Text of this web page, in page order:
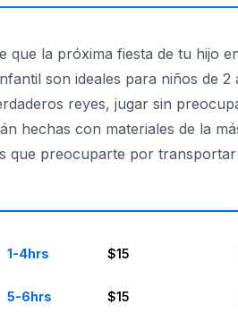
que la próxima fiesta de tu hijo
son ideales para niños de
reyes, jugar sin
hechas con materiales de la
que preocuparte por
1-4hrs $15
5-6hrs $15